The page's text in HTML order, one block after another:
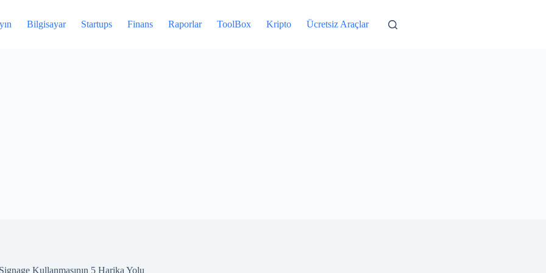
Bilgisayar Startups Finans Raporlar ToolBox Kripto Ücretsiz Araçlar
Kullanmasının 5 Harika Yolu